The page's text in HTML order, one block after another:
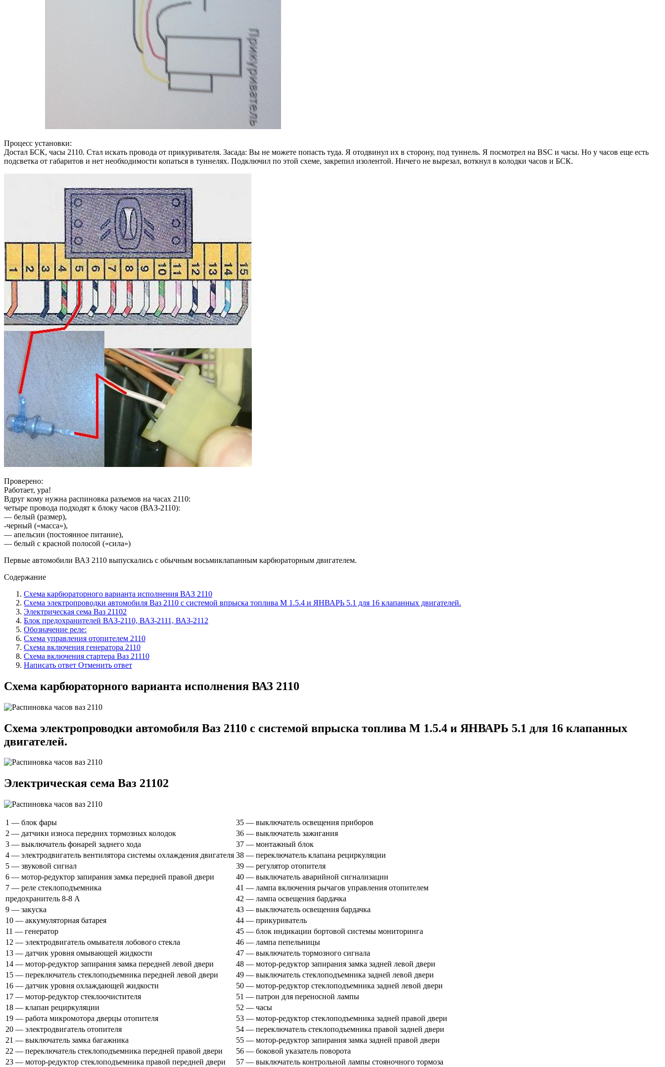
Процесс установки:
Достал БСК, часы 2110. Стал искать провода от прикуривателя. Засада: Вы не можете попасть туда. Я отодвинул их в сторону, под туннель. Я посмотрел на BSC и часы. Но у часов еще есть
подсветка от габаритов и нет необходимости копаться в туннелях. Подключил по этой схеме, закрепил изолентой. Ничего не вырезал, воткнул в колодки часов и БСК.
Проверено:
Работает, ура!
Вдруг кому нужна распиновка разъемов на часах 2110:
четыре провода подходят к блоку часов (ВАЗ-2110):
— белый (размер),
-черный («масса»),
— апельсин (постоянное питание),
— белый с красной полосой («сила»)
Первые автомобили ВАЗ 2110 выпускались с обычным восьмиклапанным карбюраторным двигателем.
Содержание
Схема карбюраторного варианта исполнения ВАЗ 2110
Схема электропроводки автомобиля Ваз 2110 с системой впрыска топлива М 1.5.4 и ЯНВАРЬ 5.1 для 16 клапанных двигателей.
Электрическая сема Ваз 21102
Блок предохранителей ВАЗ-2110, ВАЗ-2111, ВАЗ-2112
Обозначение реле:
Схема управления отопителем 2110
Схема включения генератора 2110
Схема включения стартера Ваз 21110
Написать ответ Отменить ответ
Схема карбюраторного варианта исполнения ВАЗ 2110
Схема электропроводки автомобиля Ваз 2110 с системой впрыска топлива М 1.5.4 и ЯНВАРЬ 5.1 для 16 клапанных
двигателей.
Электрическая сема Ваз 21102
1 — блок фары
35 — выключатель освещения приборов
2 — датчики износа передних тормозных колодок
36 — выключатель зажигания
3 — выключатель фонарей заднего хода
37 — монтажный блок
4 — электродвигатель вентилятора системы охлаждения двигателя 38 — переключатель клапана рециркуляции
5 — звуковой сигнал
39 — регулятор отопителя
6 — мотор-редуктор запирания замка передней правой двери
40 — выключатель аварийной сигнализации
7 — реле стеклоподъемника
41 — лампа включения рычагов управления отопителем
предохранитель 8-8 А
42 — лампа освещения бардачка
9 — закуска
43 — выключатель освещения бардачка
10 — аккумуляторная батарея
44 — прикуриватель
11 — генератор
45 — блок индикации бортовой системы мониторинга
12 — электродвигатель омывателя лобового стекла
46 — лампа пепельницы
13 — датчик уровня омывающей жидкости
47 — выключатель тормозного сигнала
14 — мотор-редуктор запирания замка передней левой двери
48 — мотор-редуктор запирания замка задней левой двери
15 — переключатель стеклоподъемника передней левой двери
49 — выключатель стеклоподъемника задней левой двери
16 — датчик уровня охлаждающей жидкости
50 — мотор-редуктор стеклоподъемника задней левой двери
17 — мотор-редуктор стеклоочистителя
51 — патрон для переносной лампы
18 — клапан рециркуляции
52 — часы
19 — работа микромотора дверцы отопителя
53 — мотор-редуктор стеклоподъемника задней правой двери
20 — электродвигатель отопителя
54 — переключатель стеклоподъемника правой задней двери
21 — выключатель замка багажника
55 — мотор-редуктор запирания замка задней правой двери
22 — переключатель стеклоподъемника передней правой двери
56 — боковой указатель поворота
23 — мотор-редуктор стеклоподъемника правой передней двери
57 — выключатель контрольной лампы стояночного тормоза